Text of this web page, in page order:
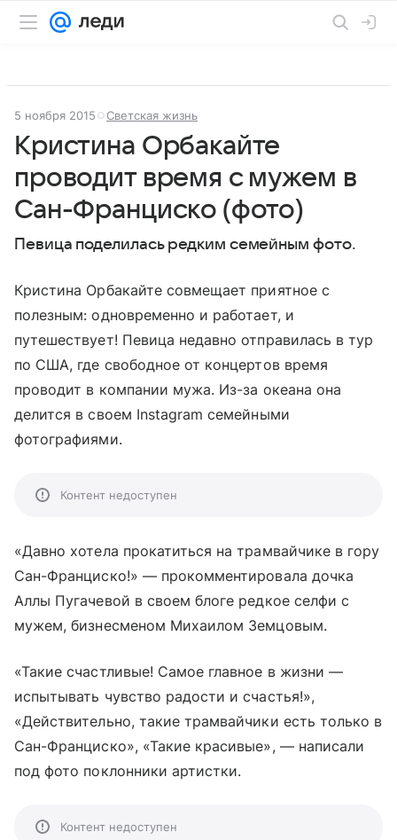
5 ноября 2015 Светская жизнь
Кристина Орбакайте
проводит время с мужем в
Сан-Франциско (фото)
Певица поделилась редким семейным фото.
Кристина Орбакайте совмещает приятное с
полезным: одновременно и работает, и
путешествует! Певица недавно отправилась в тур
по США, где свободное от концертов время
проводит в компании мужа. Из-за океана она
делится в своем Instagram семейными
фотографиями.
Контент недоступен
«Давно хотела прокатиться на трамвайчике в гору
Сан-Франциско!» — прокомментировала дочка
Аллы Пугачевой в своем блоге редкое селфи с
мужем, бизнесменом Михаилом Земцовым.
«Такие счастливые! Самое главное в жизни —
испытывать чувство радости и счастья!»,
«Действительно, такие трамвайчики есть только в
Сан-Франциско», «Такие красивые», — написали
под фото поклонники артистки.
Контент недоступен